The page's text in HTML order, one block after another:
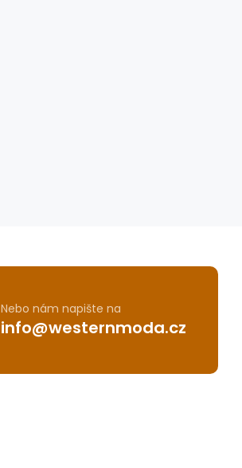
Nebo nám napište na
info@westernmoda.cz